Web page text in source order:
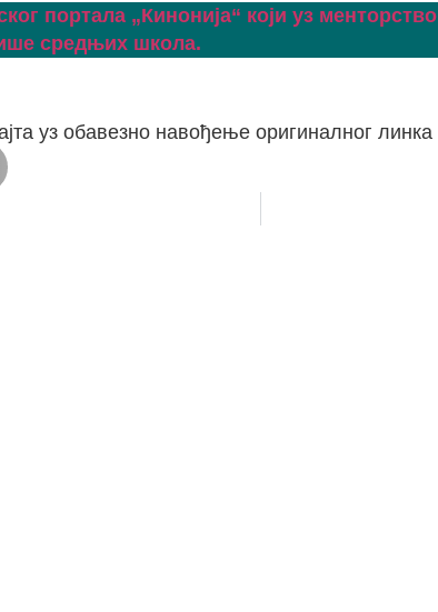
портала „Кинонија“ који уз
средњих школа.
уз обавезно навођење оригиналног линка